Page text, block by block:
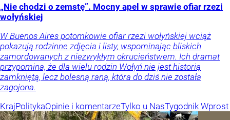
„Nie chodzi o zemstę”. Mocny apel w sprawie ofiar rzezi
wołyńskiej
W Buenos Aires potomkowie ofiar rzezi wołyńskiej wciąż
pokazują rodzinne zdjęcia i listy, wspominając bliskich
zamordowanych z niezwykłym okrucieństwem. Ich dramat
przypomina, że dla wielu rodzin Wołyń nie jest historią
zamkniętą, lecz bolesną raną, która do dziś nie została
zagojona.
KrajPolitykaOpinie i komentarzeTylko u NasTygodnik Wprost